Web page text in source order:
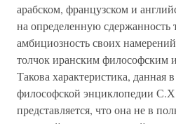
арабском, французском и
на определенную
амбициозность своих
толчок иранским философским
Такова характеристика, данная
философской энциклопедии
представляется, что она не в